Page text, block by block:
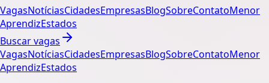
VagasNotíciasCidadesEmpresasBlogSobreContatoMenor
AprendizEstados
Buscar vagas
VagasNotíciasCidadesEmpresasBlogSobreContatoMenor
AprendizEstados